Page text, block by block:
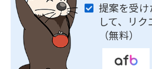
提案を受
して、リ
（無料）